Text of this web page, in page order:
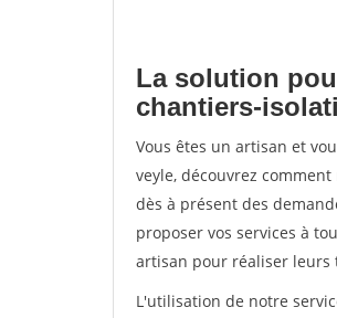
La solution
chantiers-
Vous êtes un artisan et
veyle, découvrez
dès à présent des
proposer vos services à
artisan pour réaliser leurs
L'utilisation de notre